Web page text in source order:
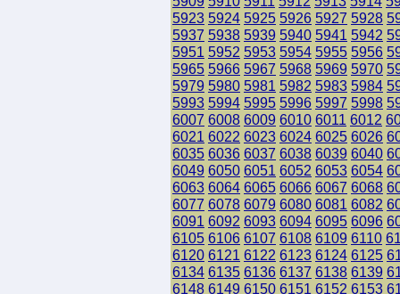
5923 5924 5925 5926 5927 5928
5937 5938 5939 5940 5941 5942
5951 5952 5953 5954 5955 5956
5965 5966 5967 5968 5969 5970
5979 5980 5981 5982 5983 5984
5993 5994 5995 5996 5997 5998
6007 6008 6009 6010 6011 6012
6021 6022 6023 6024 6025 6026
6035 6036 6037 6038 6039 6040
6049 6050 6051 6052 6053 6054
6063 6064 6065 6066 6067 6068
6077 6078 6079 6080 6081 6082
6091 6092 6093 6094 6095 6096
6105 6106 6107 6108 6109 6110
6120 6121 6122 6123 6124 6125
6134 6135 6136 6137 6138 6139
6148 6149 6150 6151 6152 6153